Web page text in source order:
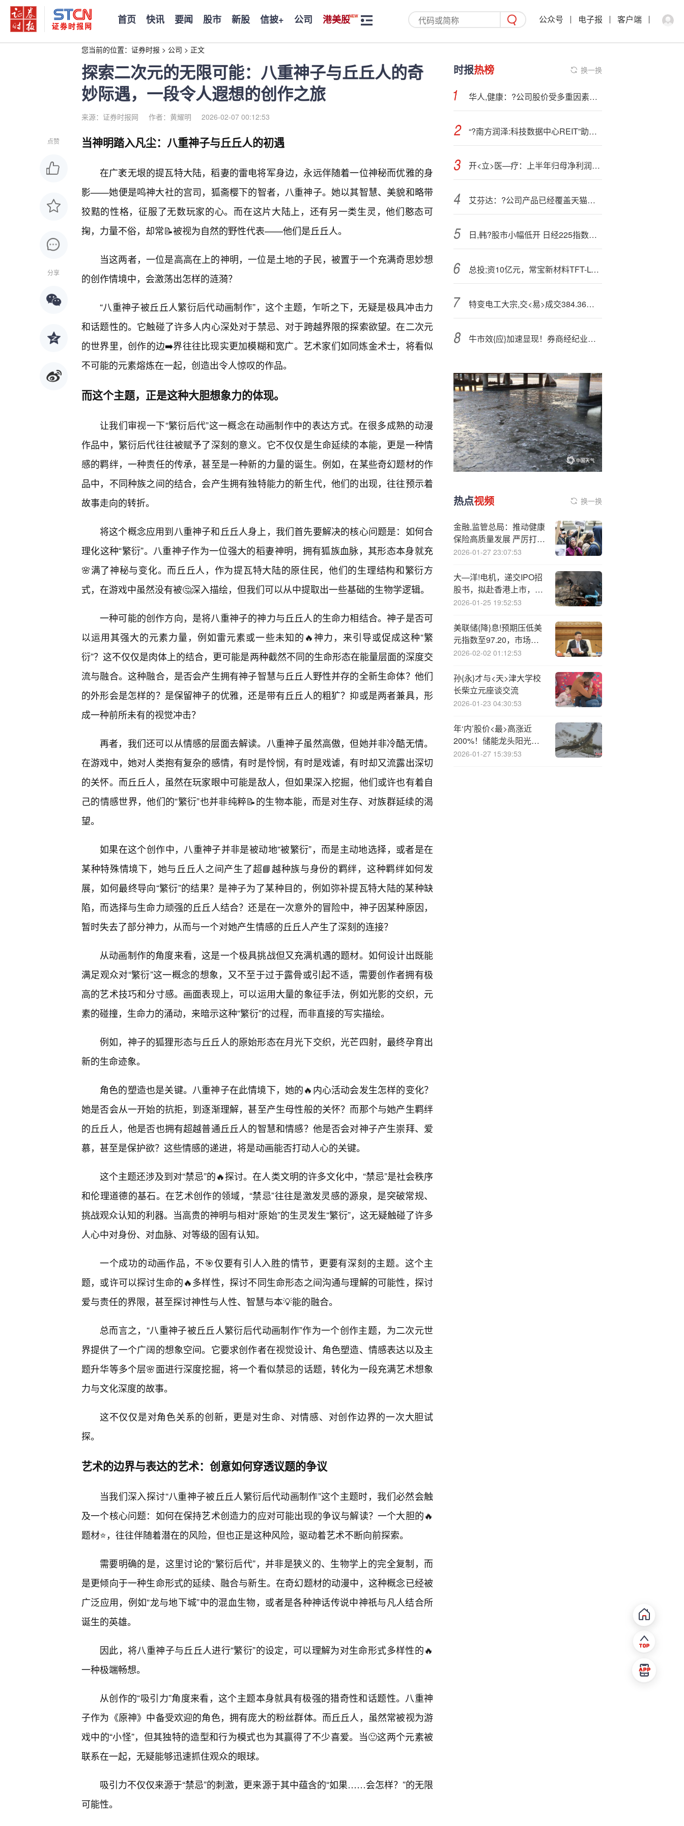
首页 快讯 要闻 股市 新股 信披+ 公司 港美股 公众号 电子报 客户端
您当前的位置： 证券时报 > 公司 > 正文
探索二次元的无限可能：八重神子与丘丘人的奇
妙际遇，一段令人遐想的创作之旅
来源：证券时报网 作者：黄耀明 2026-02-07 00:12:53
点赞
分享
当神明踏入凡尘：八重神子与丘丘人的初遇
在广袤无垠的提瓦特大陆，稻妻的雷电将军身边，永远伴随着一位神秘而优雅的身
影——她便是鸣神大社的宫司，狐斋樱下的智者，八重神子。她以其智慧、美貌和略带
狡黠的性格，征服了无数玩家的心。而在这片大陆上，还有另一类生灵，他们憨态可
掬，力量不俗，却常📝被视为自然的野性代表——他们是丘丘人。
当这两者，一位是高高在上的神明，一位是土地的子民，被置于一个充满奇思妙想
的创作情境中，会激荡出怎样的涟漪？
“八重神子被丘丘人繁衍后代动画制作”，这个主题，乍听之下，无疑是极具冲击力
和话题性的。它触碰了许多人内心深处对于禁忌、对于跨越界限的探索欲望。在二次元
的世界里，创作的边➡️界往往比现实更加模糊和宽广。艺术家们如同炼金术士，将看似
不可能的元素熔炼在一起，创造出令人惊叹的作品。
而这个主题，正是这种大胆想象力的体现。
让我们审视一下“繁衍后代”这一概念在动画制作中的表达方式。在很多成熟的动漫
作品中，繁衍后代往往被赋予了深刻的意义。它不仅仅是生命延续的本能，更是一种情
感的羁绊，一种责任的传承，甚至是一种新的力量的诞生。例如，在某些奇幻题材的作
品中，不同种族之间的结合，会产生拥有独特能力的新生代，他们的出现，往往预示着
故事走向的转折。
将这个概念应用到八重神子和丘丘人身上，我们首先要解决的核心问题是：如何合
理化这种“繁衍”。八重神子作为一位强大的稻妻神明，拥有狐族血脉，其形态本身就充
🌸满了神秘与变化。而丘丘人，作为提瓦特大陆的原住民，他们的生理结构和繁衍方
式，在游戏中虽然没有被🤔深入描绘，但我们可以从中提取出一些基础的生物学逻辑。
一种可能的创作方向，是将八重神子的神力与丘丘人的生命力相结合。神子是否可
以运用其强大的元素力量，例如雷元素或一些未知的🔥神力，来引导或促成这种“繁
衍”？这不仅仅是肉体上的结合，更可能是两种截然不同的生命形态在能量层面的深度交
流与融合。这种融合，是否会产生拥有神子智慧与丘丘人野性并存的全新生命体？他们
的外形会是怎样的？是保留神子的优雅，还是带有丘丘人的粗犷？抑或是两者兼具，形
成一种前所未有的视觉冲击？
再者，我们还可以从情感的层面去解读。八重神子虽然高傲，但她并非冷酷无情。
在游戏中，她对人类抱有复杂的感情，有时是怜悯，有时是戏谑，有时却又流露出深切
的关怀。而丘丘人，虽然在玩家眼中可能是敌人，但如果深入挖掘，他们或许也有着自
己的情感世界，他们的“繁衍”也并非纯粹📝的生物本能，而是对生存、对族群延续的渴
望。
如果在这个创作中，八重神子并非是被动地“被繁衍”，而是主动地选择，或者是在
某种特殊情境下，她与丘丘人之间产生了超📘越种族与身份的羁绊，这种羁绊如何发
展，如何最终导向“繁衍”的结果？是神子为了某种目的，例如弥补提瓦特大陆的某种缺
陷，而选择与生命力顽强的丘丘人结合？还是在一次意外的冒险中，神子因某种原因，
暂时失去了部分神力，从而与一个对她产生情感的丘丘人产生了深刻的连接？
从动画制作的角度来看，这是一个极具挑战但又充满机遇的题材。如何设计出既能
满足观众对“繁衍”这一概念的想象，又不至于过于露骨或引起不适，需要创作者拥有极
高的艺术技巧和分寸感。画面表现上，可以运用大量的象征手法，例如光影的交织，元
素的碰撞，生命力的涌动，来暗示这种“繁衍”的过程，而非直接的写实描绘。
例如，神子的狐狸形态与丘丘人的原始形态在月光下交织，光芒四射，最终孕育出
新的生命迹象。
角色的塑造也是关键。八重神子在此情境下，她的🔥内心活动会发生怎样的变化？
她是否会从一开始的抗拒，到逐渐理解，甚至产生母性般的关怀？而那个与她产生羁绊
的丘丘人，他是否也拥有超越普通丘丘人的智慧和情感？他是否会对神子产生崇拜、爱
慕，甚至是保护欲？这些情感的递进，将是动画能否打动人心的关键。
这个主题还涉及到对“禁忌”的🔥探讨。在人类文明的许多文化中，“禁忌”是社会秩序
和伦理道德的基石。在艺术创作的领域，“禁忌”往往是激发灵感的源泉，是突破常规、
挑战观众认知的利器。当高贵的神明与相对“原始”的生灵发生“繁衍”，这无疑触碰了许多
人心中对身份、对血脉、对等级的固有认知。
一个成功的动画作品，不🎯仅要有引人入胜的情节，更要有深刻的主题。这个主
题，或许可以探讨生命的🔥多样性，探讨不同生命形态之间沟通与理解的可能性，探讨
爱与责任的界限，甚至探讨神性与人性、智慧与本💡能的融合。
总而言之，“八重神子被丘丘人繁衍后代动画制作”作为一个创作主题，为二次元世
界提供了一个广阔的想象空间。它要求创作者在视觉设计、角色塑造、情感表达以及主
题升华等多个层🌸面进行深度挖掘，将一个看似禁忌的话题，转化为一段充满艺术想象
力与文化深度的故事。
这不仅仅是对角色关系的创新，更是对生命、对情感、对创作边界的一次大胆试
探。
艺术的边界与表达的艺术：创意如何穿透议题的争议
当我们深入探讨“八重神子被丘丘人繁衍后代动画制作”这个主题时，我们必然会触
及一个核心问题：如何在保持艺术创造力的应对可能出现的争议与解读？一个大胆的🔥
题材⭐，往往伴随着潜在的风险，但也正是这种风险，驱动着艺术不断向前探索。
需要明确的是，这里讨论的“繁衍后代”，并非是狭义的、生物学上的完全复制，而
是更倾向于一种生命形式的延续、融合与新生。在奇幻题材的动漫中，这种概念已经被
广泛应用，例如“龙与地下城”中的混血生物，或者是各种神话传说中神祇与凡人结合所
诞生的英雄。
因此，将八重神子与丘丘人进行“繁衍”的设定，可以理解为对生命形式多样性的🔥
一种极端畅想。
从创作的“吸引力”角度来看，这个主题本身就具有极强的猎奇性和话题性。八重神
子作为《原神》中备受欢迎的角色，拥有庞大的粉丝群体。而丘丘人，虽然常被视为游
戏中的“小怪”，但其独特的造型和行为模式也为其赢得了不少喜爱。当🙂这两个元素被
联系在一起，无疑能够迅速抓住观众的眼球。
吸引力不仅仅来源于“禁忌”的刺激，更来源于其中蕴含的“如果……会怎样？”的无限
可能性。
时报热榜 换一换
华人,健康：?公司股价受多重因素影响
“?南方润泽:科技数据中心REIT”助力企业完善双翼平台，润泽科技迎新发展机遇
开<立>医—疗：上半年归母净利润4703.03万元，同比下降72.43%
艾芬达：?公司产品已经覆盖天猫、京东、抖音等主流电商平台
日,韩?股市小幅低开 日经225指数开盘下跌0.1%
总投;资10亿元，常宝新材料TFT-LCD光学膜生产项目签约南京
特变电工大宗,交<易>成交384.36万元
牛市效{应}加速显现！券商经纪业务“王者归来”，最大赢家是谁？
热点视频 换一换
金融,监管总局：推动健康
保险高质量发展 严厉打击
恶性竞争、套取费用等行
2026-01-27 23:07:53
大—洋!电机，递交IPO招
股书，拟赴香港上市，华
泰国际、花旗联席保荐 |
2026-01-25 19:52:53
美联储{降}息!预期压低美
元指数至97.20，市场押
注年内再降息两次
2026-02-02 01:12:53
孙{永}才与<天>津大学校
长柴立元座谈交流
2026-01-23 04:30:53
年‘内’股价<最>高涨近
200%！储能龙头阳光电
源5名高管套现超4800万
2026-01-27 15:39:53